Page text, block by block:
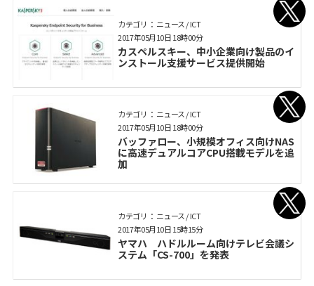
カテゴリ： ニュース / ICT
カスペルスキー、中小企業向け製品のイ
ンストール支援サービス提供開始
2017年05月10日 18時00分
カテゴリ： ニュース / ICT
バッファロー、小規模オフィス向けNAS
に高速デュアルコアCPU搭載モデルを追
加
2017年05月10日 18時00分
カテゴリ： ニュース / ICT
ヤマハ ハドルルーム向けテレビ会議シ
ステム「CS-700」を発表
2017年05月10日 15時15分